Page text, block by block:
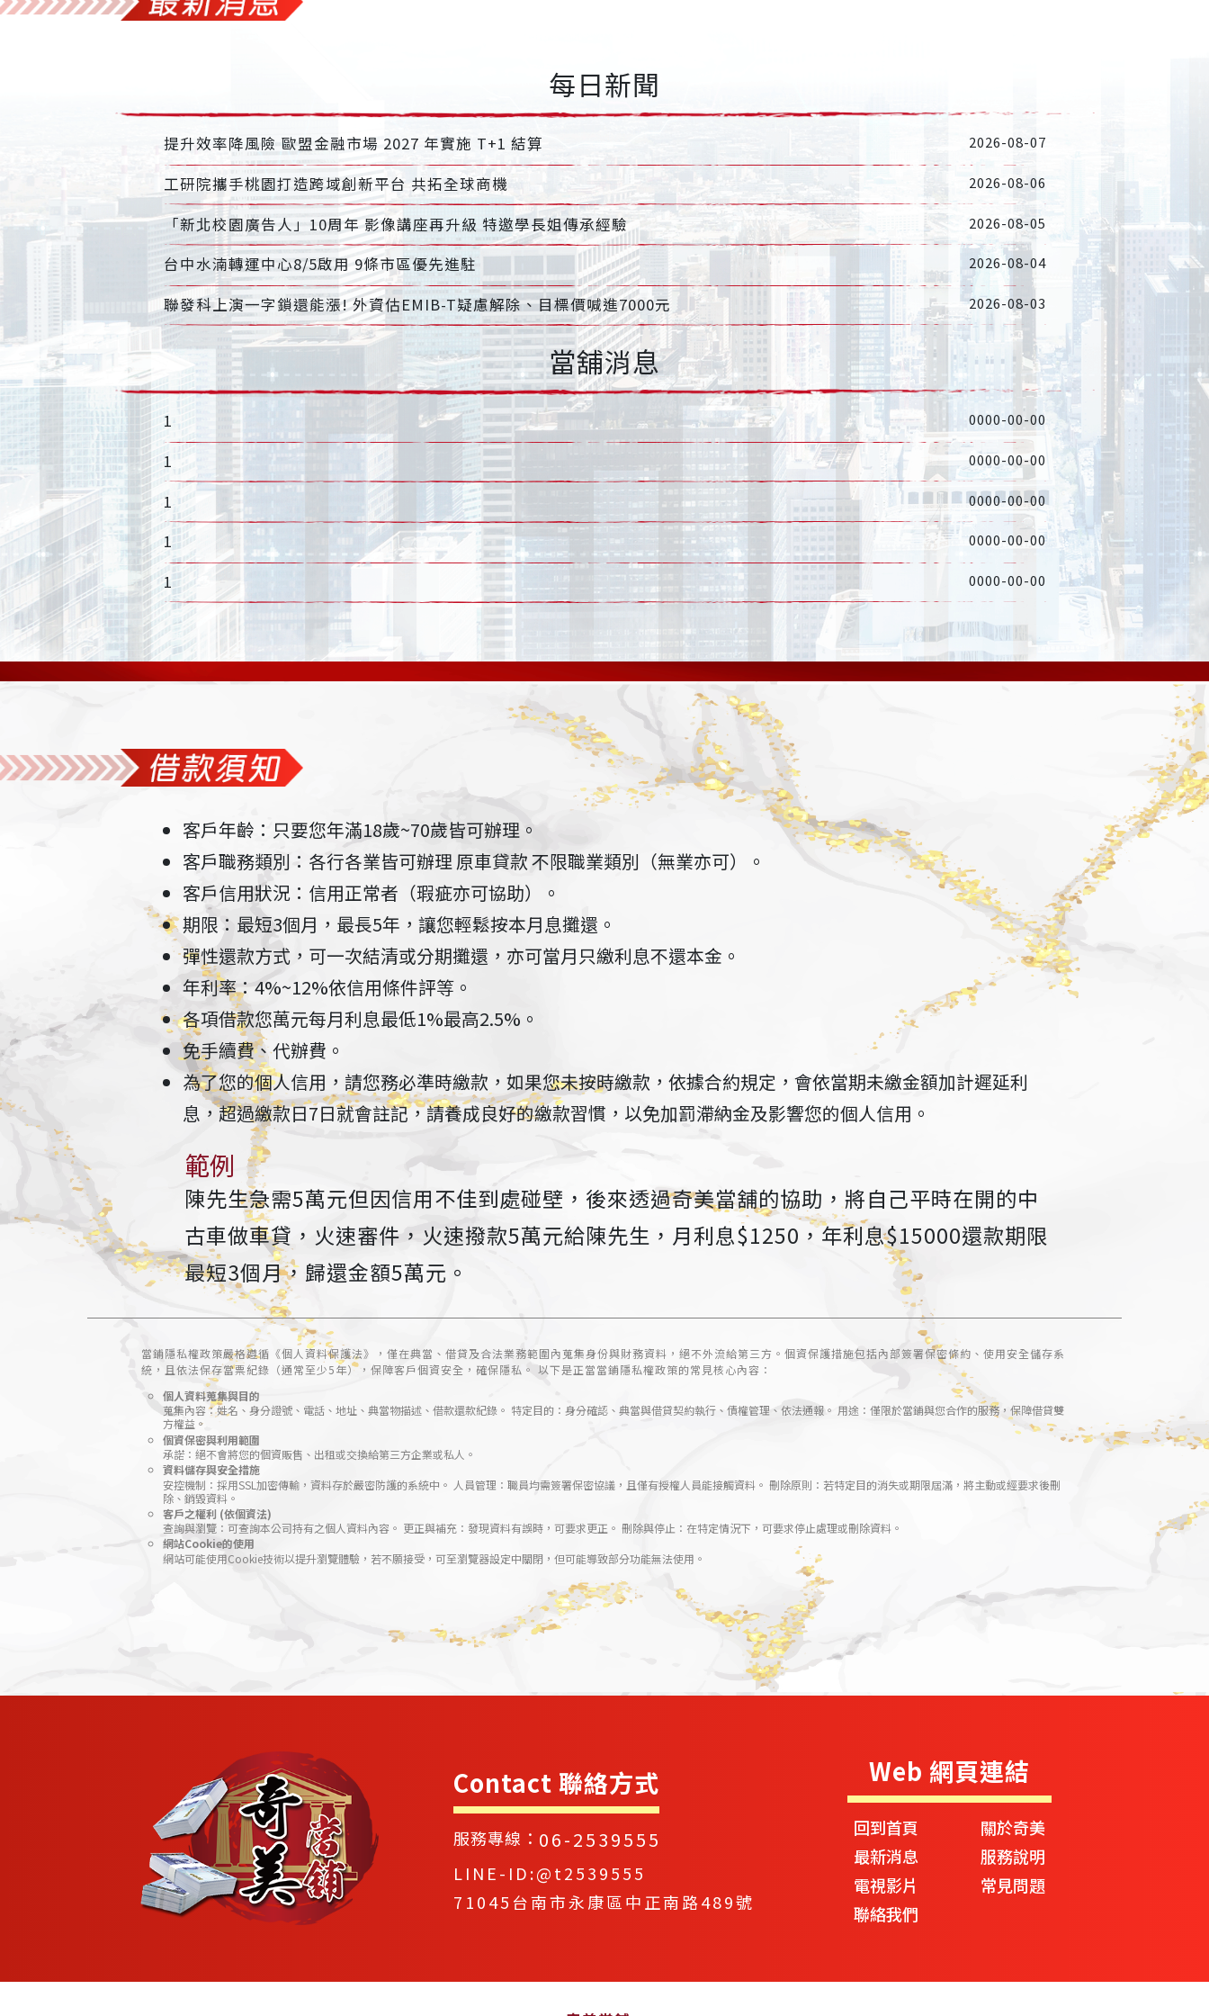
每日新聞
提升效率降風險 歐盟金融市場 2027 年實施 T+1 結算 2026-08-07
工研院攜手桃園打造跨域創新平台 共拓全球商機 2026-08-06
「新北校園廣告人」10周年 影像講座再升級 特邀學長姐傳承經驗 2026-08-05
台中水湳轉運中心8/5啟用 9條市區優先進駐 2026-08-04
聯發科上演一字鎖還能漲! 外資估EMIB-T疑慮解除、目標價喊進7000元 2026-08-03
當舖消息
1 0000-00-00
1 0000-00-00
1 0000-00-00
1 0000-00-00
1 0000-00-00
客戶年齡：只要您年滿18歲~70歲皆可辦理。
客戶職務類別：各行各業皆可辦理 原車貸款 不限職業類別（無業亦可）。
客戶信用狀況：信用正常者（瑕疵亦可協助）。
期限：最短3個月，最長5年，讓您輕鬆按本月息攤還。
彈性還款方式，可一次結清或分期攤還，亦可當月只繳利息不還本金。
年利率：4%~12%依信用條件評等。
各項借款您萬元每月利息最低1%最高2.5%。
免手續費、代辦費。
為了您的個人信用，請您務必準時繳款，如果您未按時繳款，依據合約規定，會依當期未繳金額加計遲延利
息，超過繳款日7日就會註記，請養成良好的繳款習慣，以免加罰滯納金及影響您的個人信用。
範例
陳先生急需5萬元但因信用不佳到處碰壁，後來透過奇美當舖的協助，將自己平時在開的中
古車做車貸，火速審件，火速撥款5萬元給陳先生，月利息$1250，年利息$15000還款期限
最短3個月，歸還金額5萬元。
當鋪隱私權政策嚴格遵循《個人資料保護法》，僅在典當、借貸及合法業務範圍內蒐集身份與財務資料，絕不外流給第三方。個資保護措施包括內部簽署保密條約、使用安全儲存系
統，且依法保存當票紀錄（通常至少5年），保障客戶個資安全，確保隱私。 以下是正當當鋪隱私權政策的常見核心內容：
個人資料蒐集與目的
蒐集內容：姓名、身分證號、電話、地址、典當物描述、借款還款紀錄。 特定目的：身分確認、典當與借貸契約執行、債權管理、依法通報。 用途：僅限於當鋪與您合作的服務，保障借貸雙
方權益。
個資保密與利用範圍
承諾：絕不會將您的個資販售、出租或交換給第三方企業或私人。
資料儲存與安全措施
安控機制：採用SSL加密傳輸，資料存於嚴密防護的系統中。 人員管理：職員均需簽署保密協議，且僅有授權人員能接觸資料。 刪除原則：若特定目的消失或期限屆滿，將主動或經要求後刪
除、銷毀資料。
客戶之權利 (依個資法)
查詢與瀏覽：可查詢本公司持有之個人資料內容。 更正與補充：發現資料有誤時，可要求更正。 刪除與停止：在特定情況下，可要求停止處理或刪除資料。
網站Cookie的使用
網站可能使用Cookie技術以提升瀏覽體驗，若不願接受，可至瀏覽器設定中關閉，但可能導致部分功能無法使用。
Contact 聯絡方式
服務專線： 06-2539555
LINE-ID:@t2539555
71045台南市永康區中正南路489號
Web 網頁連結
回到首頁
關於奇美
最新消息
服務說明
電視影片
常見問題
聯絡我們